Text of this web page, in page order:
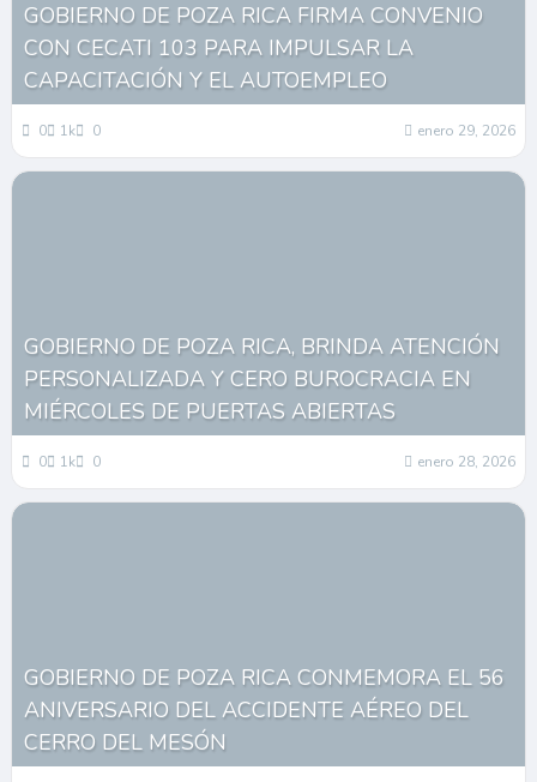
GOBIERNO DE POZA RICA FIRMA CONVENIO
CON CECATI 103 PARA IMPULSAR LA
CAPACITACIÓN Y EL AUTOEMPLEO
0 1k 0 enero 29, 2026
GOBIERNO DE POZA RICA, BRINDA ATENCIÓN
PERSONALIZADA Y CERO BUROCRACIA EN
MIÉRCOLES DE PUERTAS ABIERTAS
0 1k 0 enero 28, 2026
GOBIERNO DE POZA RICA CONMEMORA EL 56
ANIVERSARIO DEL ACCIDENTE AÉREO DEL
CERRO DEL MESÓN